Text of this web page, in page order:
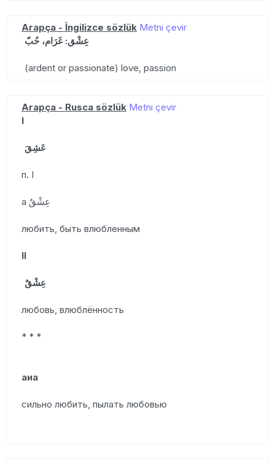
Arapça - İngilizce sözlük Metni çevir
عِشْق: غَرَام، حُبّ
(ardent or passionate) love, passion
Arapça - Rusca sözlük Metni çevir
I
عَشِقَ
п. I
а عِشْقٌ
любить, быть влюбленным
II
عِشْقٌ
любовь, влюблённость
* * *
аиа
сильно любить, пылать любовью